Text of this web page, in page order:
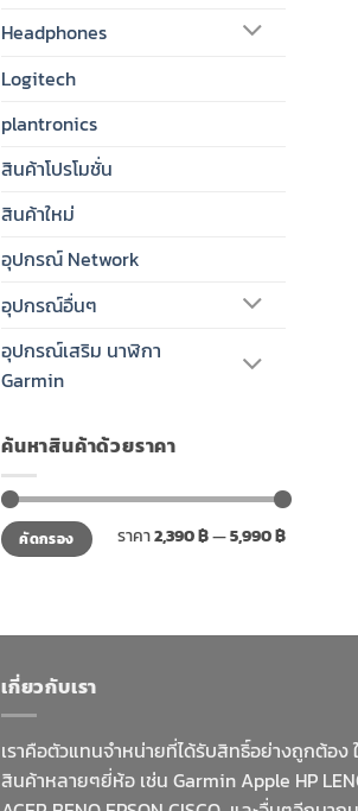
Headphones
Logitech
plantronics
สินค้าโปรโมชั่น
สินค้าใหม่
อุปกรณ์ Network
อุปกรณ์อื่นๆ
อุปกรณ์เสริม นาฬิกา
Garmin
ค้นหาสินค้าด้วยราคา
ราคา
ต่ำ
สุด
ราคา
สูงสุดคัดกรอง ราคา2,390 ฿—5,990 ฿
เกี่ยวกับเรา
เราคือตัวแทนจำหน่ายที่ได้รับสิทธิ์อย่างถูกต้อง
สินค้าหลายๆยี่ห้อ เช่น Garmin Apple HP